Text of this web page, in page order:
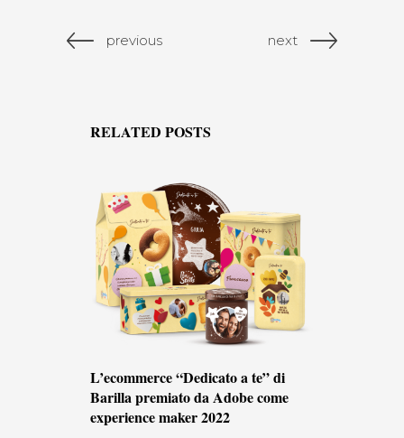
previous next
RELATED POSTS
L’ecommerce “Dedicato a te” di
Barilla premiato da Adobe come
experience maker 2022